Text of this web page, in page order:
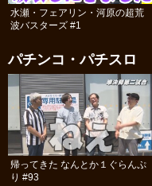
水瀬・フェアリン・河原の超荒
波バスターズ #1
パチンコ・パチスロ
帰ってきた なんとか１ぐらんぷ
り #93